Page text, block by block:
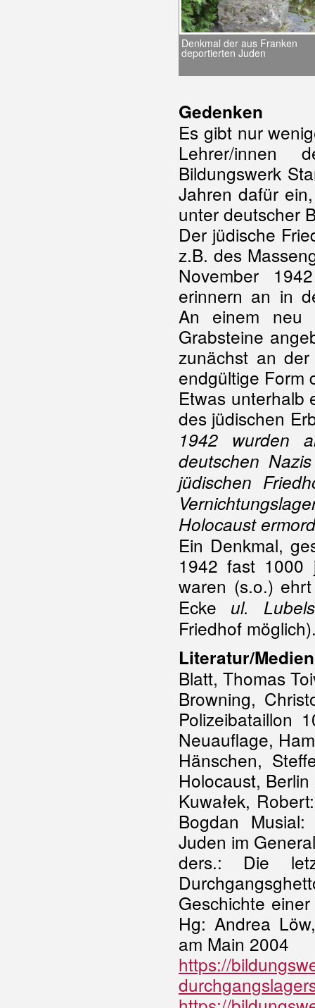
Denkmal der aus Franken
deportierten Juden
Gedenken
Es gibt nur
Lehrer/innen
Bildungswerk
Jahren dafür
unter deutscher
Der jüdische
z.B. des
November
erinnern an in
An einem neu
Grabsteine
zunächst an
endgültige Form
Etwas unterhalb
des jüdischen
1942 wurden
deutschen
jüdischen
Holocaust
Ein Denkmal,
1942 fast 1000
waren (s.o.) ehrt
Ecke ul.
Friedhof
Literatur/Medien
Blatt, Thomas
Browning,
Polizeibataillon
Neuauflage,
Hänschen,
Holocaust,
Kuwałek,
Bogdan
Juden im
ders.: Die
Geschichte
Hg: Andrea
am Main 2004
https://